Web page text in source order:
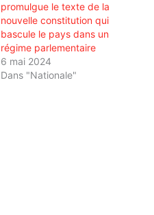
promulgue le texte de la
nouvelle constitution qui
bascule le pays dans un
régime parlementaire
6 mai 2024
Dans "Nationale"